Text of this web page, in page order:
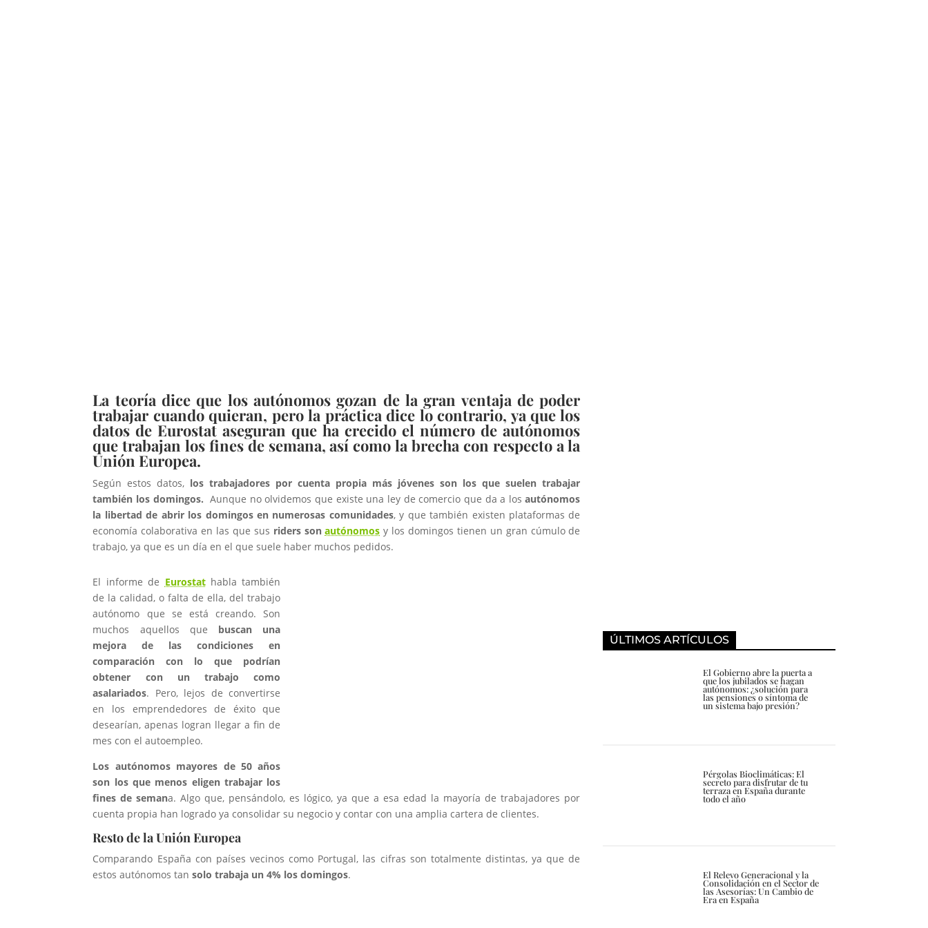
La teoría dice que los autónomos gozan de la gran ventaja de poder
trabajar cuando quieran, pero la práctica dice lo contrario, ya que los
datos de Eurostat aseguran que ha crecido el número de autónomos
que trabajan los fines de semana, así como la brecha con respecto a la
Unión Europea.
Según estos datos, los trabajadores por cuenta propia más jóvenes son los que suelen trabajar
también los domingos. Aunque no olvidemos que existe una ley de comercio que da a los autónomos
la libertad de abrir los domingos en numerosas comunidades, y que también existen plataformas de
economía colaborativa en las que sus riders sonautónomos y los domingos tienen un gran cúmulo de
trabajo, ya que es un día en el que suele haber muchos pedidos.
El informe de Eurostathabla también
de la calidad, o falta de ella, del trabajo
autónomo que se está creando. Son
muchos aquellos que buscan una
mejora de las condiciones en
comparación con lo que podrían
obtener con un trabajo como
asalariados. Pero, lejos de convertirse
en los emprendedores de éxito que
desearían, apenas logran llegar a fin de
mes con el autoempleo.
Los autónomos mayores de 50 años
son los que menos eligen trabajar los
fines de semana. Algo que, pensándolo, es lógico, ya que a esa edad la mayoría de trabajadores por
cuenta propia han logrado ya consolidar su negocio y contar con una amplia cartera de clientes.
Resto de la Unión Europea
Comparando España con países vecinos como Portugal, las cifras son totalmente distintas, ya que de
estos autónomos tansolo trabaja un 4% los domingos.
ÚLTIMOS ARTÍCULOS
El Gobierno abre la puerta a
que los jubilados se hagan
autónomos: ¿solución para
las pensiones o síntoma de
un sistema bajo presión?
Pérgolas Bioclimáticas: El
secreto para disfrutar de tu
terraza en España durante
todo el año
El Relevo Generacional y la
Consolidación en el Sector de
las Asesorías: Un Cambio de
Era en España